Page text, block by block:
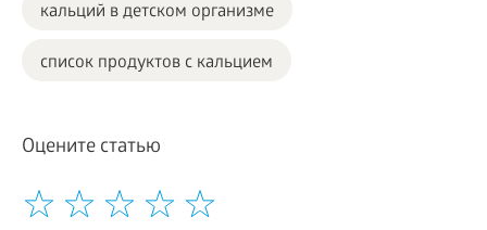
кальций в детском организме
список продуктов с кальцием
Оцените статью